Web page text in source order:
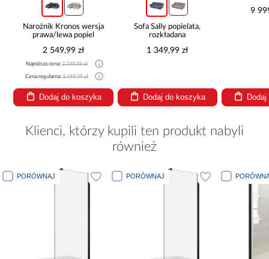
Narożnik Kronos wersja
prawa/lewa popiel
2 549,99 zł
Najniższa cena:2 749,99 zł
Cena regularna:2 749,99 zł
Dodaj do koszyka
Sofa Sally popielata,
rozkładana
1 349,99 zł
Dodaj do koszyka
9
Klienci, którzy kupili ten produkt nabyli
również
PORÓWNAJ PORÓWNAJ